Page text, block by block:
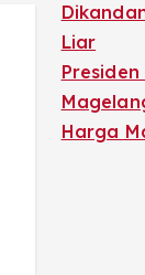
Liar
Harga